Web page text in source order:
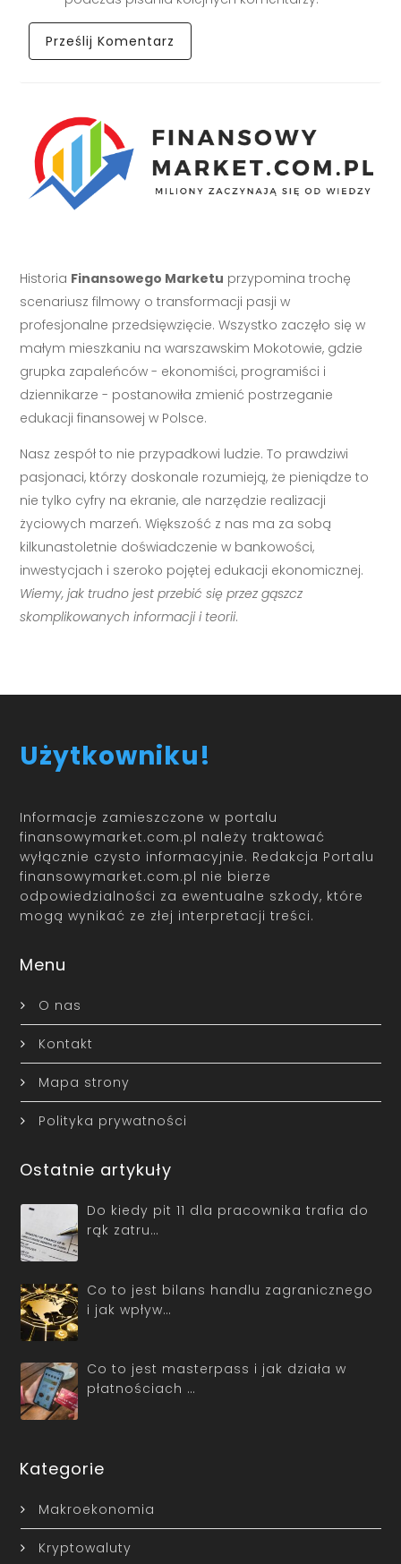
Historia Finansowego Marketu przypomina trochę
scenariusz filmowy o transformacji pasji w
profesjonalne przedsięwzięcie. Wszystko zaczęło się w
małym mieszkaniu na warszawskim Mokotowie, gdzie
grupka zapaleńców - ekonomiści, programiści i
dziennikarze - postanowiła zmienić postrzeganie
edukacji finansowej w Polsce.
Nasz zespół to nie przypadkowi ludzie. To prawdziwi
pasjonaci, którzy doskonale rozumieją, że pieniądze to
nie tylko cyfry na ekranie, ale narzędzie realizacji
życiowych marzeń. Większość z nas ma za sobą
kilkunastoletnie doświadczenie w bankowości,
inwestycjach i szeroko pojętej edukacji ekonomicznej.
Wiemy, jak trudno jest przebić się przez gąszcz
skomplikowanych informacji i teorii.
Użytkowniku!
Informacje zamieszczone w portalu
finansowymarket.com.pl należy traktować
wyłącznie czysto informacyjnie. Redakcja Portalu
finansowymarket.com.pl nie bierze
odpowiedzialności za ewentualne szkody, które
mogą wynikać ze złej interpretacji treści.
Menu
O nas
Kontakt
Mapa strony
Polityka prywatności
Ostatnie artykuły
Do kiedy pit 11 dla pracownika trafia do
rąk zatru…
Co to jest bilans handlu zagranicznego
i jak wpływ…
Co to jest masterpass i jak działa w
płatnościach …
Kategorie
Makroekonomia
Kryptowaluty